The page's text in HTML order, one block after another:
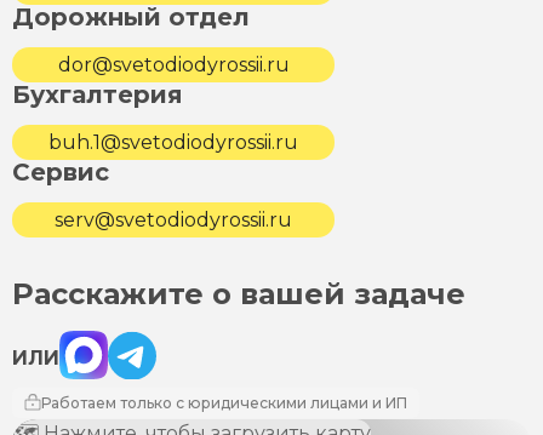
Дорожный отдел
dor@svetodiodyrossii.ru
Бухгалтерия
buh.1@svetodiodyrossii.ru
Сервис
serv@svetodiodyrossii.ru
Расскажите о вашей задаче
ИЛИ
Max Telegram
Работаем только с юридическими лицами и ИП